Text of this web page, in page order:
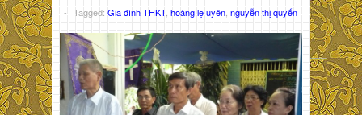
- Tagged: Gia đình THKT, hoàng lệ uyên nguyễn thị quyến